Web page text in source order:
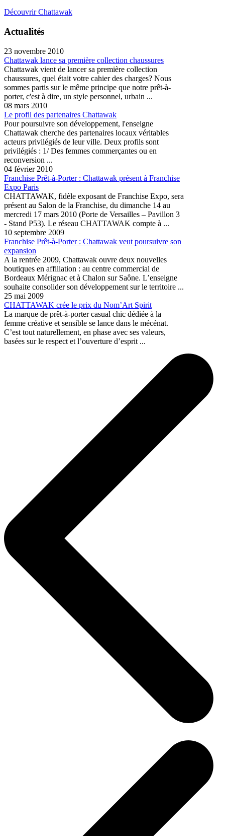
Découvrir Chattawak
Actualités
23 novembre 2010
Chattawak lance sa première collection chaussures
Chattawak vient de lancer sa première collection
chaussures, quel était votre cahier des charges? Nous
sommes partis sur le même principe que notre prêt-à-
porter, c'est à dire, un style personnel, urbain ...
08 mars 2010
Le profil des partenaires Chattawak
Pour poursuivre son développement, l'enseigne
Chattawak cherche des partenaires locaux véritables
acteurs privilégiés de leur ville. Deux profils sont
privilégiés : 1/ Des femmes commerçantes ou en
reconversion ...
04 février 2010
Franchise Prêt-à-Porter : Chattawak présent à Franchise
Expo Paris
CHATTAWAK, fidèle exposant de Franchise Expo, sera
présent au Salon de la Franchise, du dimanche 14 au
mercredi 17 mars 2010 (Porte de Versailles – Pavillon 3
- Stand P53). Le réseau CHATTAWAK compte à ...
10 septembre 2009
Franchise Prêt-à-Porter : Chattawak veut poursuivre son
expansion
A la rentrée 2009, Chattawak ouvre deux nouvelles
boutiques en affiliation : au centre commercial de
Bordeaux Mérignac et à Chalon sur Saône. L’enseigne
souhaite consolider son développement sur le territoire ...
25 mai 2009
CHATTAWAK crée le prix du Nom’Art Spirit
La marque de prêt-à-porter casual chic dédiée à la
femme créative et sensible se lance dans le mécénat.
C’est tout naturellement, en phase avec ses valeurs,
basées sur le respect et l’ouverture d’esprit ...